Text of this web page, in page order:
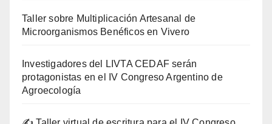
Taller sobre Multiplicación Artesanal de
Microorganismos Benéficos en Vivero
Investigadores del LIVTA CEDAF serán
protagonistas en el IV Congreso Argentino de
Agroecología